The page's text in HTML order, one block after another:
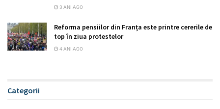
3 ANI AGO
Reforma pensiilor din Franța este printre cererile de
top în ziua protestelor
4 ANI AGO
Categorii